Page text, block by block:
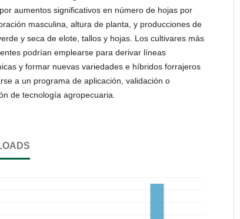
aumentos significativos en número de hojas por
masculina, altura de planta, y producciones de
y seca de elote, tallos y hojas. Los cultivares más
podrían emplearse para derivar líneas
y formar nuevas variedades e híbridos forrajeros
a un programa de aplicación, validación o
de tecnología agropecuaria.